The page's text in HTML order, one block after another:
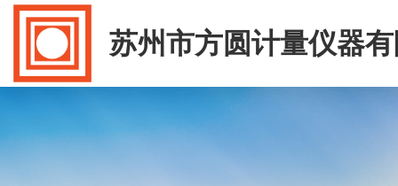
苏州市方圆计量仪器